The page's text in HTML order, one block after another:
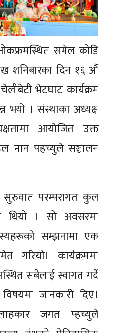
समेल कोडि
शनिबारका दिन १६ औं
भेटघाट कार्यक्रम
भयो । संस्थाका अध्यक्ष
आयोजित उक्त
मान पहच्युले सञ्चालन
सुरुवात परम्परागत कुल
थियो । सो अवसरमा
सम्झनामा एक
गरियो। कार्यक्रममा
सबैलाई स्वागत गर्दै
जानकारी दिए।
जगत प्हच्युले